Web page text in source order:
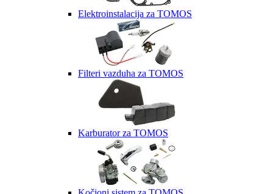
Elektroinstalacija za TOMOS
Filteri vazduha za TOMOS
Karburator za TOMOS